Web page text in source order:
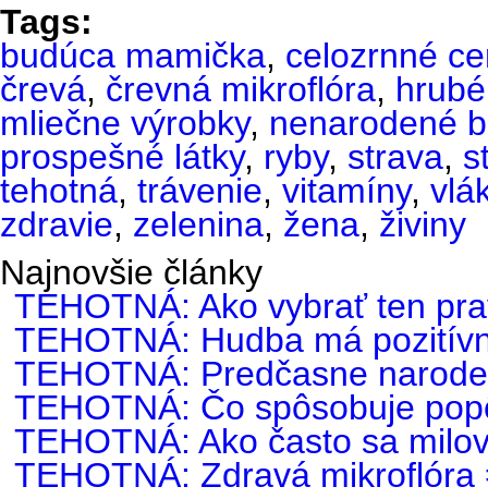
Tags:
budúca mamička, celozrnné
črevá, črevná mikroflóra,
mliečne výrobky, nenarodené
prospešné látky, ryby, strava,
tehotná, trávenie,vitamíny,
zdravie, zelenina, žena, živiny
Najnovšie články
TEHOTNÁ: Ako vybrať ten
TEHOTNÁ: Hudba má
TEHOTNÁ: Predčasne
TEHOTNÁ: Čo spôsobuje
TEHOTNÁ: Ako často sa
TEHOTNÁ: Zdravá